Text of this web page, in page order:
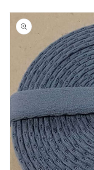
naar